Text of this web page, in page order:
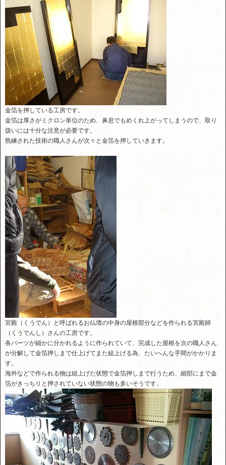
金箔を押している工房です。
金箔は厚さがミクロン単位のため、鼻息でもめくれ上がってしまうので、取り
扱いには十分な注意が必要です。
熟練された技術の職人さんが次々と金箔を押していきます。
宮殿（くうでん）と呼ばれるお仏壇の中身の屋根部分などを作られる宮殿師
（くうでんし）さんの工房です。
各パーツが細かに分かれるように作られていて、完成した屋根を次の職人さん
が分解して金箔押しまで仕上げてまた組上げる為、たいへんな手間がかかりま
す。
海外などで作られる物は組上げた状態で金箔押しまで行うため、細部にまで金
箔がきっちりと押されていない状態の物も多いそうです。